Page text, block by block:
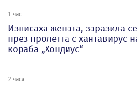
1 час
Изписаха жената, заразила се
през пролетта с хантавирус
кораба „Хондиус“
2 часа